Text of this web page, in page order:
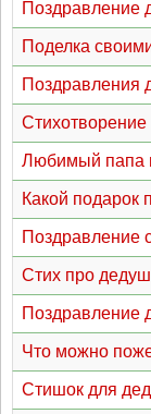
Поздравление
Поделка
Поздравления
Любимый папа
Какой подарок
Поздравление
Стих про
Поздравление
Что можно
Стишок для